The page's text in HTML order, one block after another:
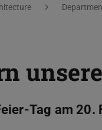
Tag am 20.